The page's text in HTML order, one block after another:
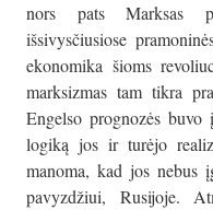
nors pats Marksas
išsivysčiusiose
ekonomika šioms
marksizmas tam tikra
Engelso prognozės
logiką jos ir turėjo
manoma, kad jos nebus
pavyzdžiui, Rusijoje.